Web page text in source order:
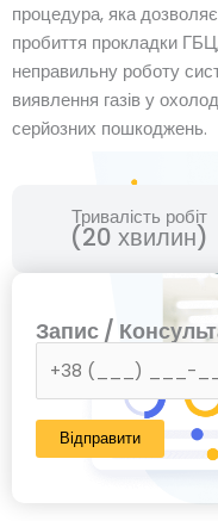
процедура, яка
пробиття прокладки
неправильну роботу
виявлення газів у
серйозних пошкоджень.
Тривалість робіт
(20 хвилин)
Запис /